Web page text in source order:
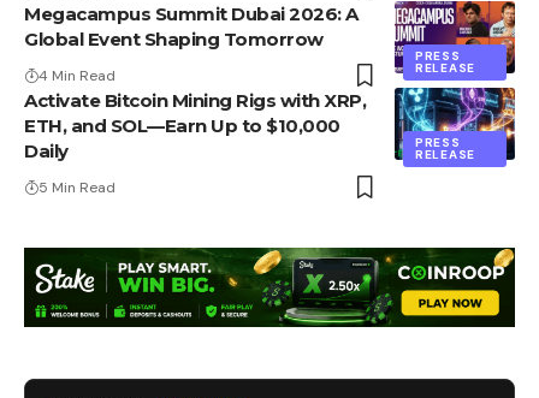
PRESS
RELEASE
Megacampus Summit Dubai 2026: A
Global Event Shaping Tomorrow
4 Min Read
PRESS
RELEASE
Activate Bitcoin Mining Rigs with XRP,
ETH, and SOL—Earn Up to $10,000
Daily
5 Min Read